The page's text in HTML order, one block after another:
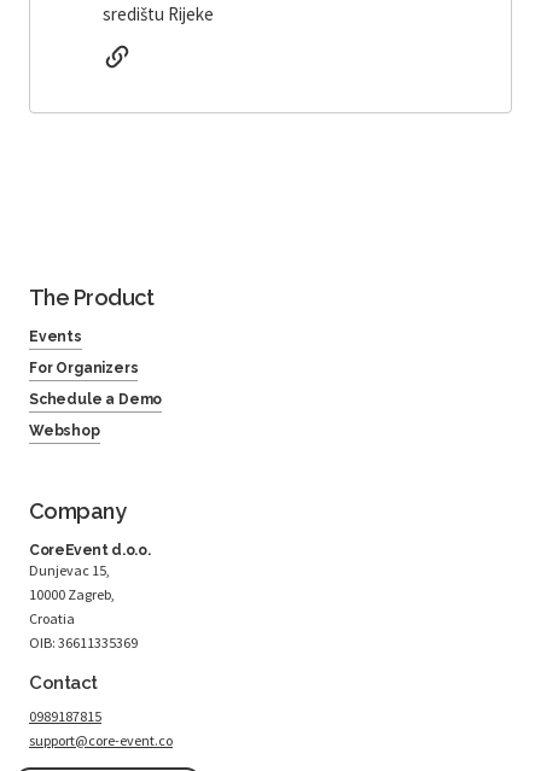
središtu Rijeke
The Product
Events
For Organizers
Schedule a Demo
Webshop
Company
CoreEvent d.o.o.
Dunjevac 15,
10000 Zagreb,
Croatia
OIB: 36611335369
Contact
0989187815
support@core-event.co